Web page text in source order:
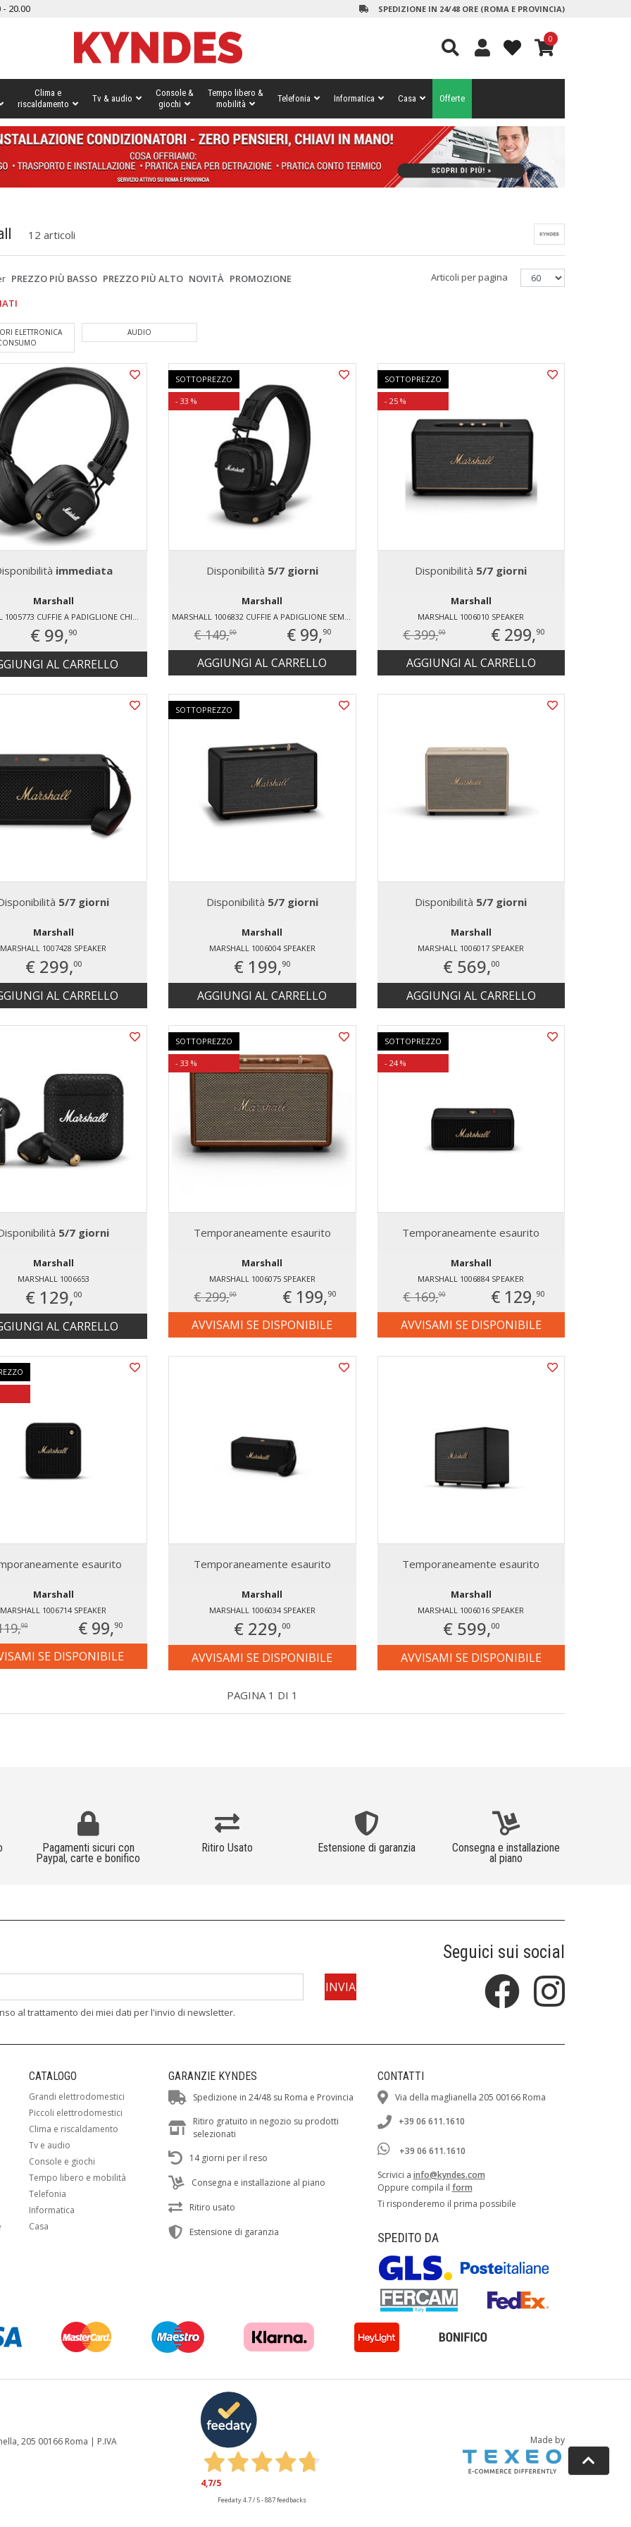
20.00 SPEDIZIONE IN 24/48 ORE (ROMA E PROVINCIA)
0
Clima e
riscaldamento
Tv & audio
Console &
giochi
Tempo libero &
mobilità
Telefonia Informatica Casa Offerte
12 articoli
PREZZO PIÙ BASSO PREZZO PIÙ ALTO NOVITÀ PROMOZIONE
Articoli per pagina
ELETTRONICA
AUDIO
immediata
Marshall
MARSHALL 1005773 CUFFIE A PADIGLIONE CHIUSO
€ 99,90
AL CARRELLO
SOTTOPREZZO
- 33 %
Disponibilità 5/7 giorni
Marshall
MARSHALL 1006832 CUFFIE A PADIGLIONE SEMI APERTO
€ 149,00 € 99,90
AGGIUNGI AL CARRELLO
SOTTOPREZZO
- 25 %
Disponibilità 5/7 giorni
Marshall
MARSHALL 1006010 SPEAKER
€ 399,00 € 299,90
AGGIUNGI AL CARRELLO
5/7 giorni
Marshall
MARSHALL 1007428 SPEAKER
€ 299,00
AL CARRELLO
SOTTOPREZZO
Disponibilità 5/7 giorni
Marshall
MARSHALL 1006004 SPEAKER
€ 199,90
AGGIUNGI AL CARRELLO
Disponibilità 5/7 giorni
Marshall
MARSHALL 1006017 SPEAKER
€ 569,00
AGGIUNGI AL CARRELLO
5/7 giorni
Marshall
MARSHALL 1006653
€ 129,00
AL CARRELLO
SOTTOPREZZO
- 33 %
Temporaneamente esaurito
Marshall
MARSHALL 1006075 SPEAKER
€ 299,00 € 199,90
AVVISAMI SE DISPONIBILE
SOTTOPREZZO
- 24 %
Temporaneamente esaurito
Marshall
MARSHALL 1006884 SPEAKER
€ 169,90 € 129,90
AVVISAMI SE DISPONIBILE
esaurito
Marshall
MARSHALL 1006714 SPEAKER
90 € 99,90
SE DISPONIBILE
Temporaneamente esaurito
Marshall
MARSHALL 1006034 SPEAKER
€ 229,00
AVVISAMI SE DISPONIBILE
Temporaneamente esaurito
Marshall
MARSHALL 1006016 SPEAKER
€ 599,00
AVVISAMI SE DISPONIBILE
PAGINA 1 DI 1
Pagamenti sicuri con
Paypal, carte e bonifico
Ritiro Usato Estensione di garanzia Consegna e installazione
al piano
al trattamento dei miei dati per l'invio di newsletter.
Seguici sui social
CATALOGO
Grandi elettrodomestici
Piccoli elettrodomestici
Clima e riscaldamento
Tv e audio
Console e giochi
Tempo libero e mobilità
Telefonia
Informatica
Casa
GARANZIE KYNDES
Spedizione in 24/48 su Roma e Provincia
Ritiro gratuito in negozio su prodotti
selezionati
14 giorni per il reso
Consegna e installazione al piano
Ritiro usato
Estensione di garanzia
CONTATTI
Via della maglianella 205 00166 Roma
+39 06 611.1610
+39 06 611.1610
Scrivici a info@kyndes.com
Oppure compila il form
Ti risponderemo il prima possibile
SPEDITO DA
205 00166 Roma | P.IVA
4,7/5
Feedaty4.7/ 5-887feedbacks
Made by